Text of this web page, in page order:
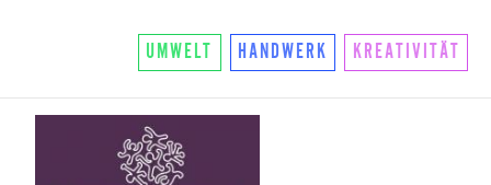
UMWELT HANDWERK KREATIVITÄT